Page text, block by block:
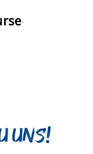
uns!